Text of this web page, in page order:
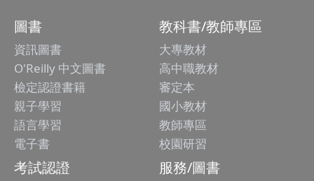
圖書
資訊圖書
O'Reilly 中文圖書
檢定認證書籍
親子學習
語言學習
電子書
教科書/教師專區
大專教材
高中職教材
審定本
國小教材
教師專區
校園研習
考試認證 服務/圖書